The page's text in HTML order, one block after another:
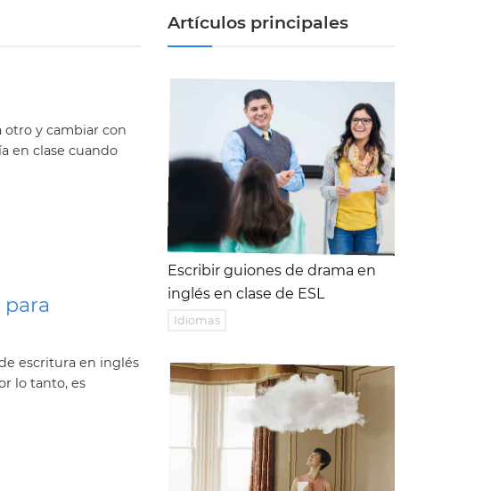
otro y cambiar con
en clase cuando
escritura en inglés
lo tanto, es
Artículos principales
Escribir guiones de drama en
inglés en clase de ESL
Idiomas